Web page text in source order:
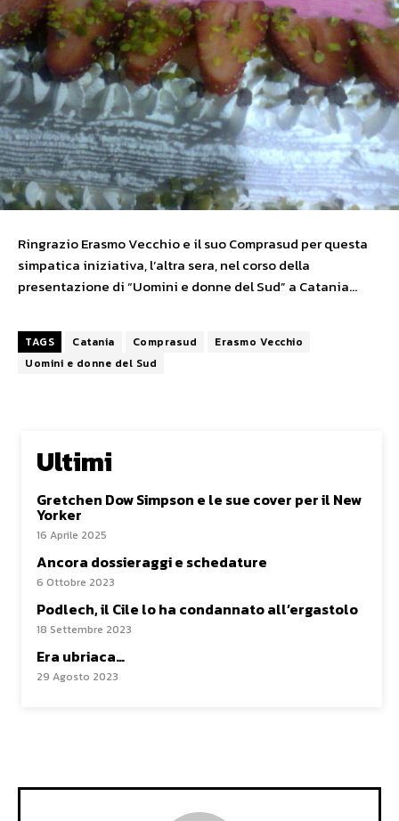
Ringrazio Erasmo Vecchio e il suo Comprasud per questa
simpatica iniziativa, l’altra sera, nel corso della
presentazione di “Uomini e donne del Sud” a Catania…
TAGS Catania Comprasud
Erasmo Vecchio
Uomini e donne del Sud
Ultimi
Gretchen Dow Simpson e le sue cover per il New
Yorker
16 Aprile 2025
Ancora dossieraggi e schedature
6 Ottobre 2023
Podlech, il Cile lo ha condannato all’ergastolo
18 Settembre 2023
Era ubriaca…
29 Agosto 2023